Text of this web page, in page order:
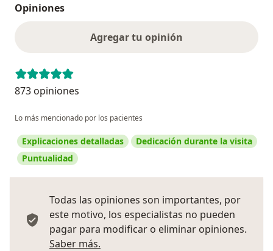
Opiniones
Agregar tu opinión
873 opiniones
Lo más mencionado por los pacientes
Explicaciones detalladas
Dedicación durante la visita
Puntualidad
Todas las opiniones son importantes, por
este motivo, los especialistas no pueden
pagar para modificar o eliminar opiniones.
Saber más.